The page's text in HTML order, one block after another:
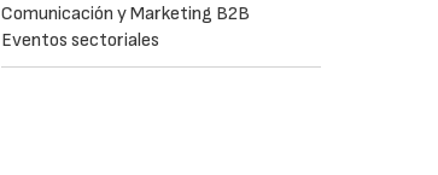
Comunicación y Marketing B2B
Eventos sectoriales